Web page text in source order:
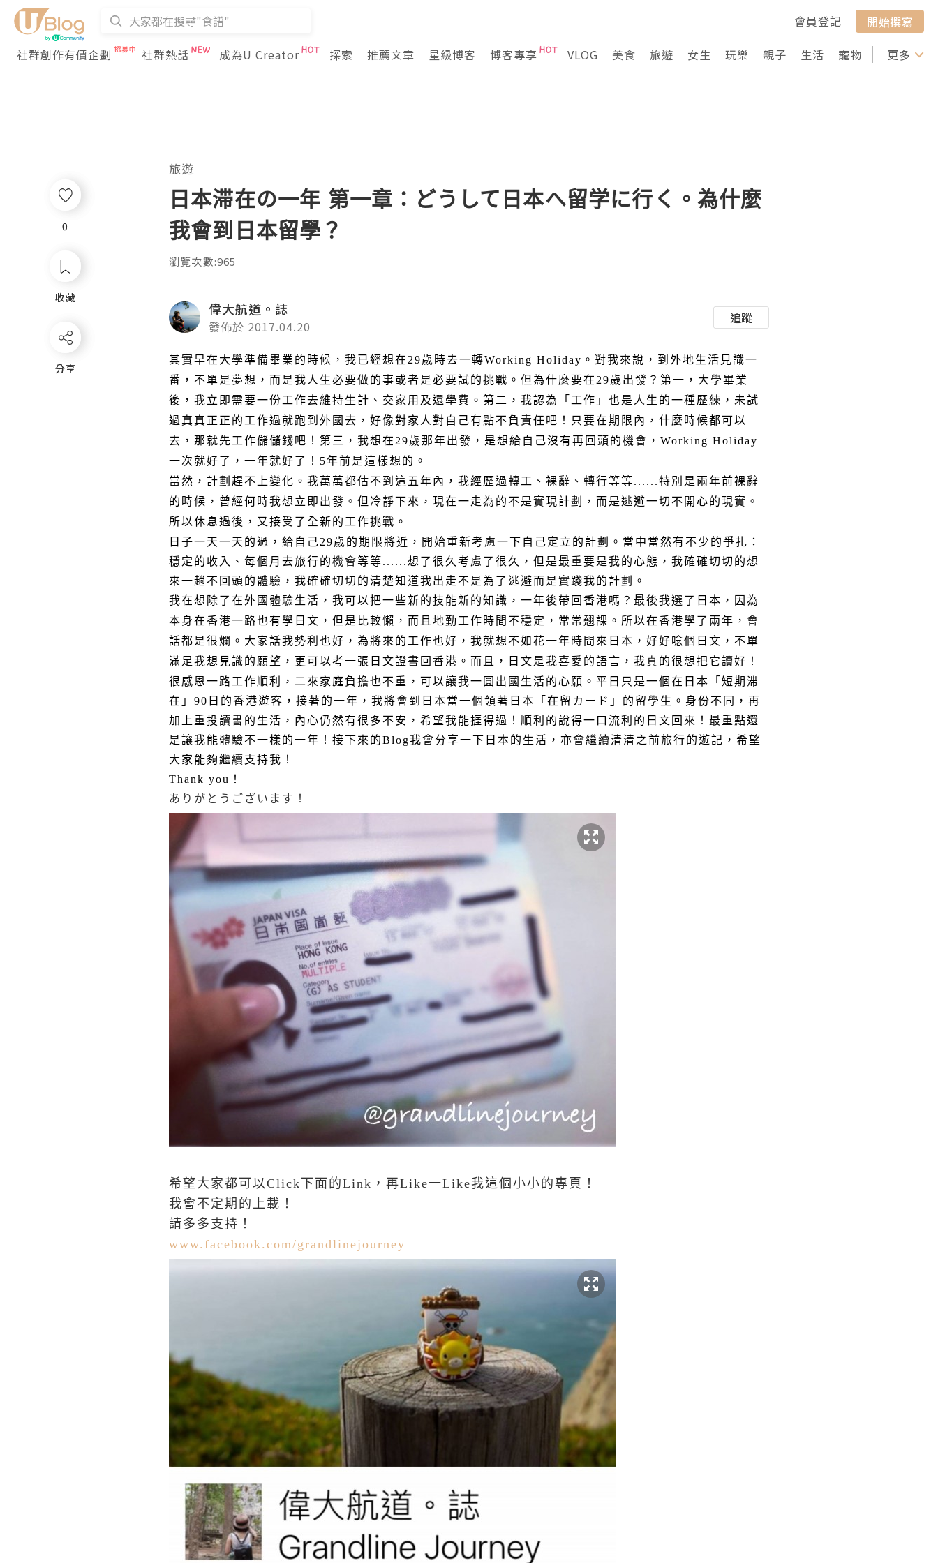
會員登記
開始撰寫
社群創作有價企劃
社群熱話 成為U Creator 探索 推薦文章 星級博客 博客專享 VLOG 美食 旅遊 女生 玩樂 親子 生活 寵物 行山 打卡
更多
0
收藏
分享
旅遊
日本滞在の一年 第一章：どうして日本へ留学に行く。為什麼
我會到日本留學？
瀏覽次數:965
偉大航道。誌
發佈於 2017.04.20
追蹤
其實早在大學準備畢業的時候，我已經想在29歲時去一轉Working Holiday。對我來說，到外地生活見識一
番，不單是夢想，而是我人生必要做的事或者是必要試的挑戰。但為什麼要在29歲出發？第一，大學畢業
後，我立即需要一份工作去維持生計、交家用及還學費。第二，我認為「工作」也是人生的一種歷練，未試
過真真正正的工作過就跑到外國去，好像對家人對自己有點不負責任吧！只要在期限內，什麼時候都可以
去，那就先工作儲儲錢吧！第三，我想在29歲那年出發，是想給自己沒有再回頭的機會，Working Holiday
一次就好了，一年就好了！5年前是這樣想的。
當然，計劃趕不上變化。我萬萬都估不到這五年內，我經歷過轉工、裸辭、轉行等等......特別是兩年前裸辭
的時候，曾經何時我想立即出發。但冷靜下來，現在一走為的不是實現計劃，而是逃避一切不開心的現實。
所以休息過後，又接受了全新的工作挑戰。
日子一天一天的過，給自己29歲的期限將近，開始重新考慮一下自己定立的計劃。當中當然有不少的爭扎：
穩定的收入、每個月去旅行的機會等等......想了很久考慮了很久，但是最重要是我的心態，我確確切切的想
來一趟不回頭的體驗，我確確切切的清楚知道我出走不是為了逃避而是實踐我的計劃。
我在想除了在外國體驗生活，我可以把一些新的技能新的知識，一年後帶回香港嗎？最後我選了日本，因為
本身在香港一路也有學日文，但是比較懶，而且地勤工作時間不穩定，常常翹課。所以在香港學了兩年，會
話都是很爛。大家話我勢利也好，為將來的工作也好，我就想不如花一年時間來日本，好好唸個日文，不單
滿足我想見識的願望，更可以考一張日文證書回香港。而且，日文是我喜愛的語言，我真的很想把它讀好！
很感恩一路工作順利，二來家庭負擔也不重，可以讓我一圓出國生活的心願。平日只是一個在日本「短期滞
在」90日的香港遊客，接著的一年，我將會到日本當一個領著日本「在留カード」的留學生。身份不同，再
加上重投讀書的生活，內心仍然有很多不安，希望我能捱得過！順利的說得一口流利的日文回來！最重點還
是讓我能體驗不一樣的一年！接下來的Blog我會分享一下日本的生活，亦會繼續清清之前旅行的遊記，希望
大家能夠繼續支持我！
Thank you！
ありがとうございます！
希望大家都可以Click下面的Link，再Like一Like我這個小小的專頁！
我會不定期的上載！
請多多支持！
www.facebook.com/grandlinejourney
0
收藏
分享